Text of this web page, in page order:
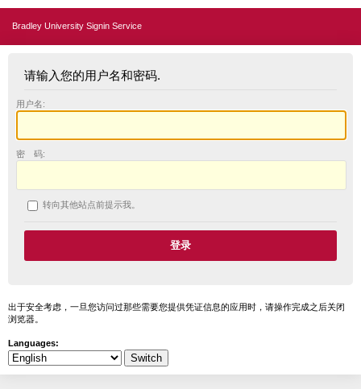
Bradley University Signin Service
请输入您的用户名和密码.
用户名:
密 码:
转向其他站点前提示我。
出于安全考虑，一旦您访问过那些需要您提供凭证信息的应用时，请操作完成之后关闭
浏览器。
Languages: